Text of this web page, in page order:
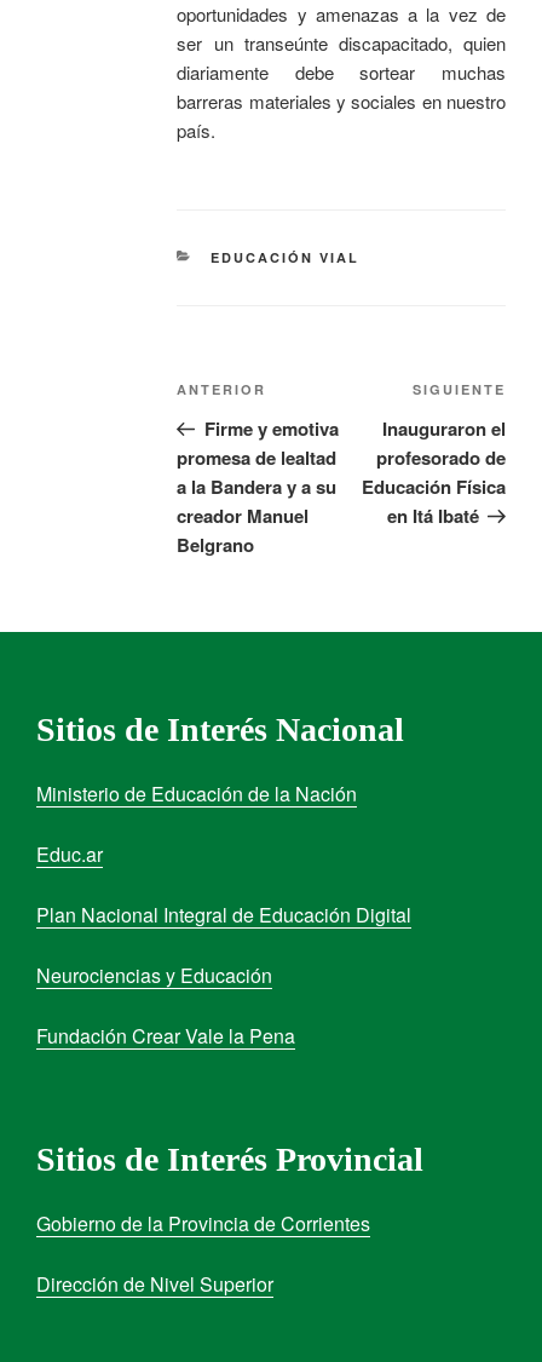
oportunidades y amenazas a la vez de
ser un transeúnte discapacitado, quien
diariamente debe sortear muchas
barreras materiales y sociales en nuestro
país.
EDUCACIÓN VIAL
ANTERIOR
Firme y emotiva
promesa de lealtad
a la Bandera y a su
creador Manuel
Belgrano
SIGUIENTE
Inauguraron el
profesorado de
Educación Física
en Itá Ibaté
Sitios de Interés Nacional
Ministerio de Educación de la Nación
Educ.ar
Plan Nacional Integral de Educación Digital
Neurociencias y Educación
Fundación Crear Vale la Pena
Sitios de Interés Provincial
Gobierno de la Provincia de Corrientes
Dirección de Nivel Superior